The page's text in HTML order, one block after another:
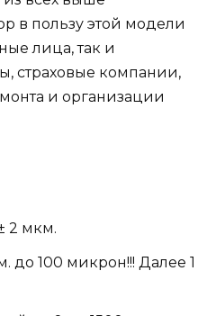
в пользу этой модели
лица, так и
страховые компании,
и организации
2 мкм.
до 100 микрон!!! Далее 1